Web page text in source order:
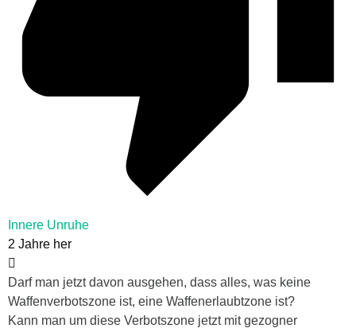
Innere Unruhe
2 Jahre her
Darf man jetzt davon ausgehen, dass alles, was keine
Waffenverbotszone ist, eine Waffenerlaubtzone ist?
Kann man um diese Verbotszone jetzt mit gezogner